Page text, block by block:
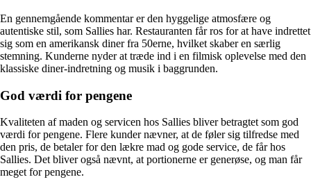
En gennemgående kommentar er den hyggelige atmosfære og
autentiske stil, som Sallies har. Restauranten får ros for at have indrettet
sig som en amerikansk diner fra 50erne, hvilket skaber en særlig
stemning. Kunderne nyder at træde ind i en filmisk oplevelse med den
klassiske diner-indretning og musik i baggrunden.
God værdi for pengene
Kvaliteten af maden og servicen hos Sallies bliver betragtet som god
værdi for pengene. Flere kunder nævner, at de føler sig tilfredse med
den pris, de betaler for den lækre mad og gode service, de får hos
Sallies. Det bliver også nævnt, at portionerne er generøse, og man får
meget for pengene.